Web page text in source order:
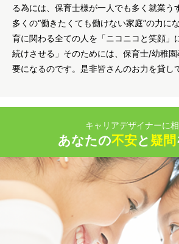
る為には、保育士様が一人でも多く就業う
多くの“働きたくても働けない家庭”の力に
育に関わる全ての人を「ニコニコと笑顔」
続けさせる」そのためには、保育士/幼稚
要になるのです。是非皆さんのお力を貸し
キャリアデザイナーに
あなたの不安と 疑問